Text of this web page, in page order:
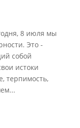
8 июля мы
Это -
собой
истоки
терпимость,